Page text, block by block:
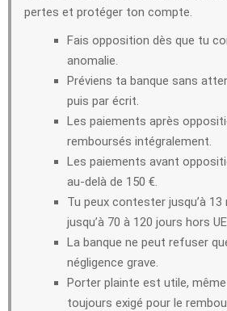
pertes et protéger ton compte.
Fais opposition dès que tu
anomalie.
Préviens ta banque sans
puis par écrit.
Les paiements après
remboursés intégralement.
Les paiements avant
au-delà de 150 €.
Tu peux contester jusqu’à 13
jusqu’à 70 à 120 jours hors UE.
La banque ne peut refuser
négligence grave.
Porter plainte est utile, même
toujours exigé pour le